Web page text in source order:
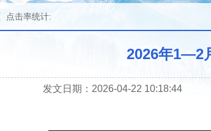
点击率统计:
2026年1—2
发文日期：2026-04-22 10:18:44